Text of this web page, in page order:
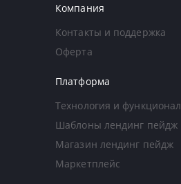
Компания
Контакты и поддержка
Оферта
Платформа
Технология и функционал
Шаблоны лендинг пейдж
Магазин лендинг пейдж
Маркетплейс